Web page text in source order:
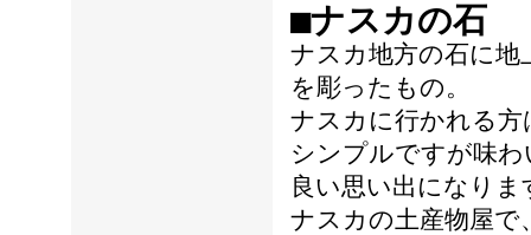
■ナスカの石
ナスカ地方の石に地
を彫ったもの。
ナスカに行かれる方
シンプルですが味
良い思い出になりま
ナスカの土産物屋で